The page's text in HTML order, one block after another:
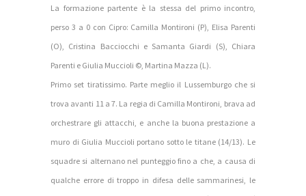
La formazione partente è la stessa del primo incontro,
perso 3 a 0 con Cipro: Camilla Montironi (P), Elisa Parenti
(O), Cristina Bacciocchi e Samanta Giardi (S), Chiara
Parenti e Giulia Muccioli ©, Martina Mazza (L).
Primo set tiratissimo. Parte meglio il Lussemburgo che si
trova avanti 11 a 7. La regia di Camilla Montironi, brava ad
orchestrare gli attacchi, e anche la buona prestazione a
muro di Giulia Muccioli portano sotto le titane (14/13). Le
squadre si alternano nel punteggio fino a che, a causa di
qualche errore di troppo in difesa delle sammarinesi, le